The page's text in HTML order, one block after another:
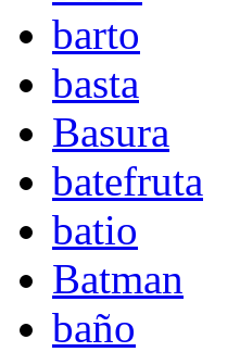
barto
basta
Basura
batefruta
batio
Batman
baño